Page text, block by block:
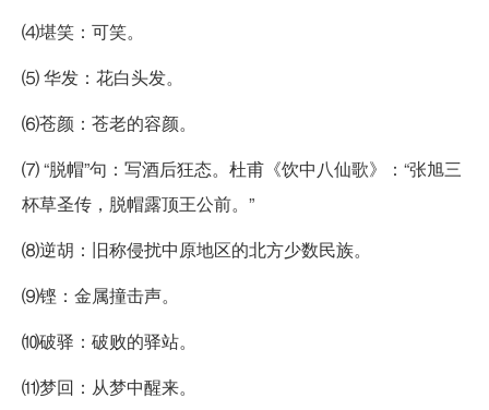
⑷堪笑：可笑。
⑸ 华发：花白头发。
⑹苍颜：苍老的容颜。
⑺ “脱帽”句：写酒后狂态。杜甫《饮中八仙歌》：“张旭三
杯草圣传，脱帽露顶王公前。”
⑻逆胡：旧称侵扰中原地区的北方少数民族。
⑼铿：金属撞击声。
⑽破驿：破败的驿站。
⑾梦回：从梦中醒来。